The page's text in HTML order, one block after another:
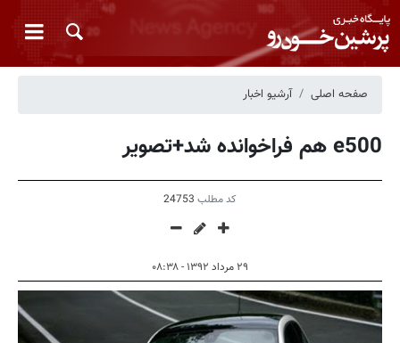
صفحه اصلی آرشیو اخبار
e500 هم فراخوانده شد+تصویر
کد مطلب 24753
۲۹ مرداد ۱۳۹۲ - ۰۸:۳۸